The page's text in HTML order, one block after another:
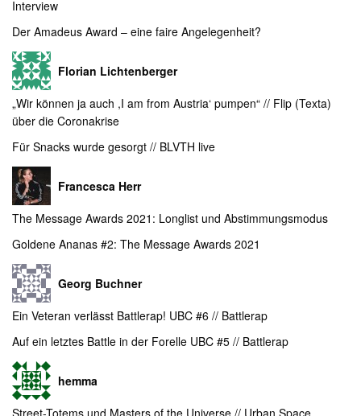
Interview
Der Amadeus Award – eine faire Angelegenheit?
Florian Lichtenberger
„Wir können ja auch ,I am from Austria‘ pumpen“ // Flip (Texta)
über die Coronakrise
Für Snacks wurde gesorgt // BLVTH live
Francesca Herr
The Message Awards 2021: Longlist und Abstimmungsmodus
Goldene Ananas #2: The Message Awards 2021
Georg Buchner
Ein Veteran verlässt Battlerap! UBC #6 // Battlerap
Auf ein letztes Battle in der Forelle UBC #5 // Battlerap
hemma